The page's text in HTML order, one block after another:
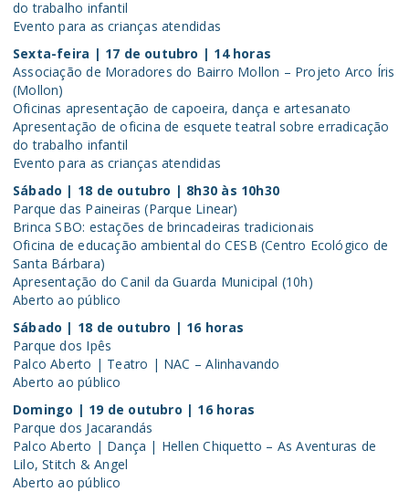
do trabalho infantil
Evento para as crianças atendidas
Sexta-feira | 17 de outubro | 14 horas
Associação de Moradores do Bairro Mollon – Projeto Arco Íris
(Mollon)
Oficinas apresentação de capoeira, dança e artesanato
Apresentação de oficina de esquete teatral sobre erradicação
do trabalho infantil
Evento para as crianças atendidas
Sábado | 18 de outubro | 8h30 às 10h30
Parque das Paineiras (Parque Linear)
Brinca SBO: estações de brincadeiras tradicionais
Oficina de educação ambiental do CESB (Centro Ecológico de
Santa Bárbara)
Apresentação do Canil da Guarda Municipal (10h)
Aberto ao público
Sábado | 18 de outubro | 16 horas
Parque dos Ipês
Palco Aberto | Teatro | NAC – Alinhavando
Aberto ao público
Domingo | 19 de outubro | 16 horas
Parque dos Jacarandás
Palco Aberto | Dança | Hellen Chiquetto – As Aventuras de
Lilo, Stitch & Angel
Aberto ao público